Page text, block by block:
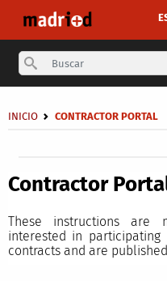
Breadcrumb
INICIO CONTRACTOR PORTAL
Contractor
These instructions
interested in
contracts and are